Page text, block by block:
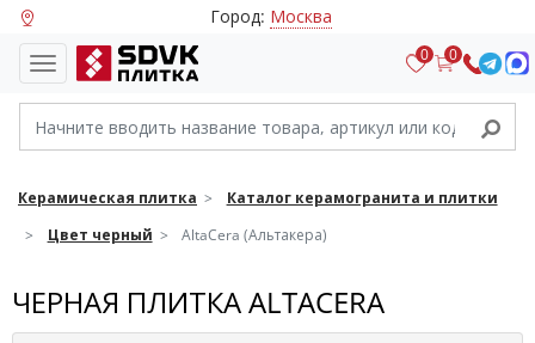
Город: Москва
0 0
Керамическая плитка
Каталог керамогранита и плитки
Цвет черный
AltaCera (Альтакера)
ЧЕРНАЯ ПЛИТКА ALTACERA